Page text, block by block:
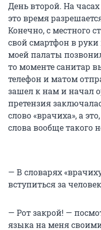
День второй. На
это время
Конечно, с местного
свой смартфон в руки
моей палаты
то моменте санитар
телефон и матом
зашел к нам и начал
претензия
слово «врачиха», а
слова вообще такого
— В словарях
вступиться за
— Рот закрой! —
языка на меня